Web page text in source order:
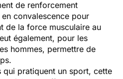
de renforcement
convalescence pour
de la force musculaire au
également, pour les
hommes, permettre de
qui pratiquent un sport, cette